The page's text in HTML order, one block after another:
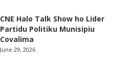
CNE Halo Talk Show ho Lider
Partidu Politiku Munisipiu
Covalima
June 29, 2026